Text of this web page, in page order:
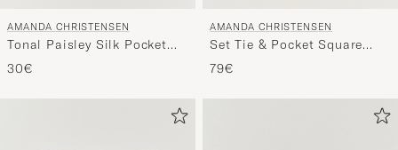
AMANDA CHRISTENSEN
Tonal Paisley Silk Pocket
Square Sky Blue
30€
AMANDA CHRISTENSEN
Set Tie & Pocket Square
Brown/White
79€